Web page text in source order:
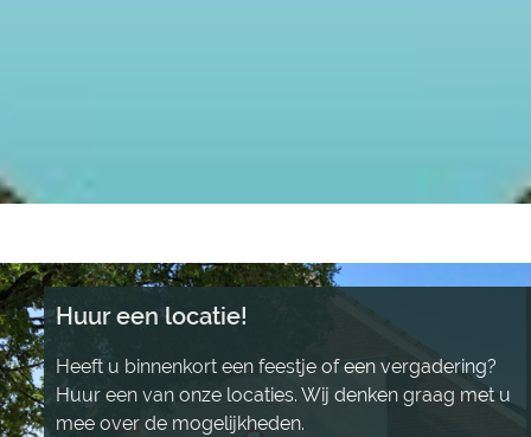
Huur een locatie!
Heeft u binnenkort een feestje of een vergadering?
Huur een van onze locaties. Wij denken graag met u
mee over de mogelijkheden.